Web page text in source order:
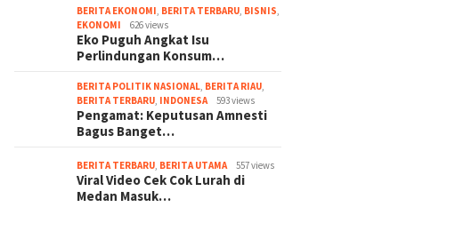
BERITA EKONOMI, BERITA TERBARU, BISNIS,
EKONOMI
626 views
Eko Puguh Angkat Isu
Perlindungan Konsum…
BERITA POLITIK NASIONAL, BERITA RIAU,
BERITA TERBARU, INDONESA 593 views
Pengamat: Keputusan Amnesti
Bagus Banget…
BERITA TERBARU, BERITA UTAMA 557 views
Viral Video Cek Cok Lurah di
Medan Masuk…